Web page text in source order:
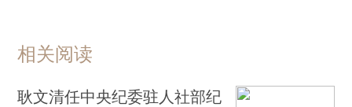
相关阅读
耿文清任中央纪委驻人社部纪